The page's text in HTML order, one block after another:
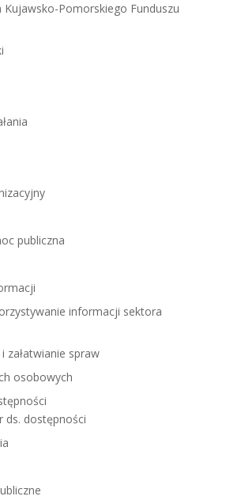
Kujawsko-Pomorskiego Funduszu
publiczna
informacji sektora
załatwianie spraw
osobowych
ds. dostępności